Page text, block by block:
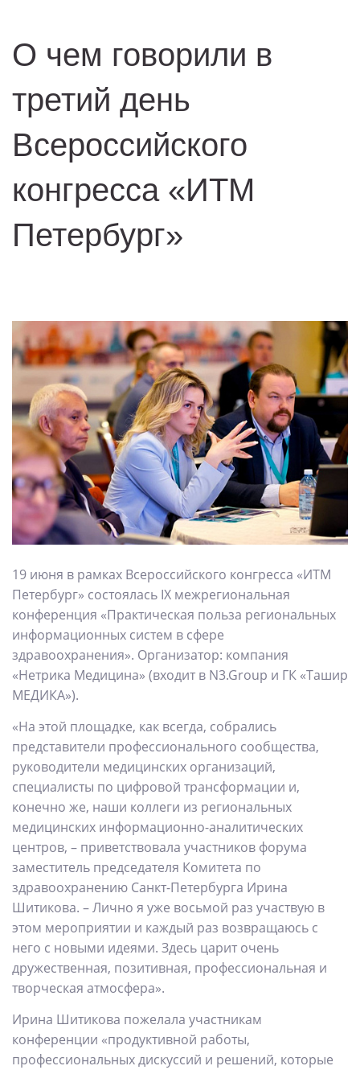
О чем говорили в
третий день
Всероссийского
конгресса «ИТМ
Петербург»
19 июня в рамках Всероссийского конгресса «ИТМ
Петербург» состоялась IX межрегиональная
конференция «Практическая польза региональных
информационных систем в сфере
здравоохранения». Организатор: компания
«Нетрика Медицина» (входит в N3.Group и ГК «Ташир
МЕДИКА»).
«На этой площадке, как всегда, собрались
представители профессионального сообщества,
руководители медицинских организаций,
специалисты по цифровой трансформации и,
конечно же, наши коллеги из региональных
медицинских информационно-аналитических
центров, – приветствовала участников форума
заместитель председателя Комитета по
здравоохранению Санкт-Петербурга Ирина
Шитикова. – Лично я уже восьмой раз участвую в
этом мероприятии и каждый раз возвращаюсь с
него с новыми идеями. Здесь царит очень
дружественная, позитивная, профессиональная и
творческая атмосфера».
Ирина Шитикова пожелала участникам
конференции «продуктивной работы,
профессиональных дискуссий и решений, которые